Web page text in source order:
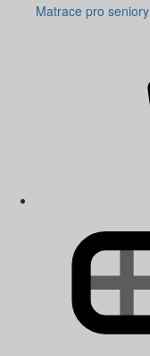
Matrace pro seniory